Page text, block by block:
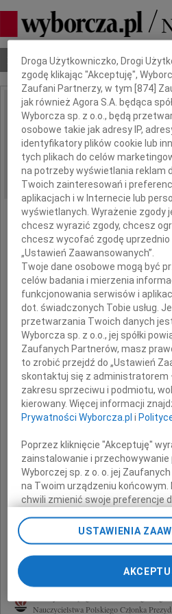
Nekrologi Odeszli Poradnik
IMIĘ I NAZWISKO:
REGION: Kraków
DATA EMISJI: 18.08.2011
Z
że w
Prezes
Jego
Dlatego też ta
koleżanki i
Uroczystości pogrzebowe zmarłego
Nauczycielstwa Polskiego Członka
Dbamy o Twoją prywatność
Droga Użytkowniczko, Drogi
zgodę klikając "Akceptuję",
Zaufani Partnerzy, w tym [874 ]
jak również Agora S.A. będąca
Wyborcza sp. z o.o., będą
osobowe takie jak adresy IP,
identyfikatory plików cookie lub
tych plikach do celów
na potrzeby wyświetlania reklam
Twoich zainteresowań i
aplikacjach i w Internecie lub
wyświetlanych. Wyrażenie zgody
chcesz wyrazić zgody, chcesz
chcesz wycofać zgodę uprzednio
„Ustawień Zaawansowanych”.
Twoje dane osobowe mogą być
celów badania i mierzenia
funkcjonowania serwisów i
dot. świadczonych Tobie usług.
przetwarzania Twoich danych
Wyborcza sp. z o.o., jej spółki
Zaufanych Partnerów, masz
to zrobić przejdź do „Ustawień
skontaktuj się z administratorem
zakresu sprzeciwu i podmiotu,
kierowany. Więcej informacji
Prywatności Wyborcza.pl i
Poprzez kliknięcie "Akceptuję"
zainstalowanie i przechowywanie
Wyborczej sp. z o. o. jej
na Twoim urządzeniu
chwili zmienić swoje preferencje
preferencjami dot. przetwarzania
odnośnik „Ustawienia
przechodząc do sekcji
Zmiana ustawień plików cookie
pomocą ustawień przeglądarki.
My, nasi Zaufani Partnerzy i
USTAWIENIA